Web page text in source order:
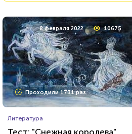
8 февраля 2022 10675
Проходили 1731 раз
Литература
Тест: "Снежная королева",